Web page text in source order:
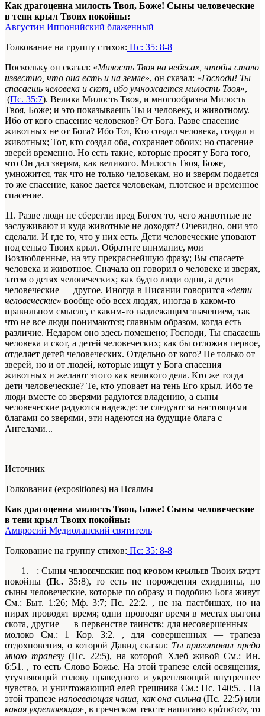
Как драгоценна милость Твоя, Боже! Сыны человеческие
в тени крыл Твоих покойны:
Августин Иппонийский блаженный
Толкование на группу стихов: Пс: 35: 8-8
Поскольку он сказал: «Милость Твоя на небесах, чтобы стало
известно, что она есть и на земле», он сказал: «Господи! Ты
спасаешь человека и скот, ибо умножается милость Твоя»,
(Пс. 35:7). Велика Милость Твоя, и многообразна Милость
Твоя, Боже; и это показываешь Ты и человеку, и животному.
Ибо от кого спасение человеков? От Бога. Разве спасение
животных не от Бога? Ибо Тот, Кто создал человека, создал и
животных; Тот, кто создал оба, сохраняет обоих; но спасение
зверей временно. Но есть такие, которые просят у Бога того,
что Он дал зверям, как великого. Милость Твоя, Боже,
умножится, так что не только человекам, но и зверям подается
то же спасение, какое дается человекам, плотское и временное
спасение.
11. Разве люди не сберегли пред Богом то, чего животные не
заслуживают и куда животные не доходят? Очевидно, они это
сделали. И где то, что у них есть. Дети человеческие уповают
под сенью Твоих крыл. Обратите внимание, мои
Возлюбленные, на эту прекраснейшую фразу; Вы спасаете
человека и животное. Сначала он говорил о человеке и зверях,
затем о детях человеческих; как будто люди одни, а дети
человеческие — другое. Иногда в Писании говорится «дети
человеческие» вообще обо всех людях, иногда в каком-то
правильном смысле, с каким-то надлежащим значением, так
что не все люди понимаются; главным образом, когда есть
различие. Недаром оно здесь помещено; Господи, Ты спасаешь
человека и скот, а детей человеческих; как бы отложив первое,
отделяет детей человеческих. Отдельно от кого? Не только от
зверей, но и от людей, которые ищут у Бога спасения
животных и желают этого как великого дела. Кто же тогда
дети человеческие? Те, кто уповает на тень Его крыл. Ибо те
люди вместе со зверями радуются владению, а сыны
человеческие радуются надежде: те следуют за настоящими
благами со зверями, эти надеются на будущие блага с
Ангелами...
Источник
Толкования (expositiones) на Псалмы
Как драгоценна милость Твоя, Боже! Сыны человеческие
в тени крыл Твоих покойны:
Амвросий Медиоланский святитель
Толкование на группу стихов: Пс: 35: 8-8
1.
: Сынычеловеческие под кровом крыльев Твоихбудут
покойны (Пс. 35:8), то есть не порождения ехиднины, но
сыны человеческие, которые по образу и подобию Бога живут
См.: Быт. 1:26; Мф. 3:7; Пс. 22:2. , не на пастбищах, но на
пирах проводят время; одни проводят вре­мя в местах выгона
скота, другие — в первенстве таинств; для несо­вершенных —
молоко См.: 1 Кор. 3:2. , для совершенных — трапеза
отдохновения, о которой Давид сказал: Tы приготовил предо
мною трапезу(Пс. 22:5), на которой Хлеб живойСм.: Ин.
6:51. , то есть Слово Божье. На этой трапезе елей освящения,
утучняющий голову праведного и укрепляющий вну­треннее
чувство, и уничтожающий елей грешника См.: Пс. 140:5. . На
этой трапезе напоевающая чаша, как она сильна(Пс. 22:5) или
какая укрепляющая·,в греческом тексте написано κράτιστσν,то